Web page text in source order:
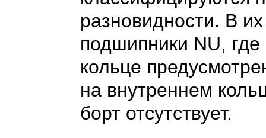
разновидности. В
подшипники NU,
кольце
на внутреннем
борт отсутствует.